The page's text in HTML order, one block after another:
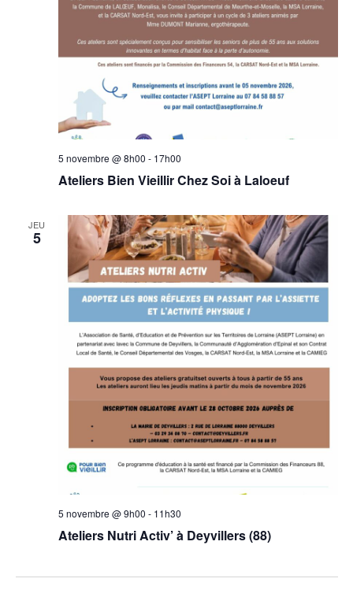
Ateliers Bien Vieillir Chez Soi à Laloeuf
5 novembre @ 8h00 - 17h00
JEU
5
Ateliers Nutri Activ’ à Deyvillers (88)
5 novembre @ 9h00 - 11h30